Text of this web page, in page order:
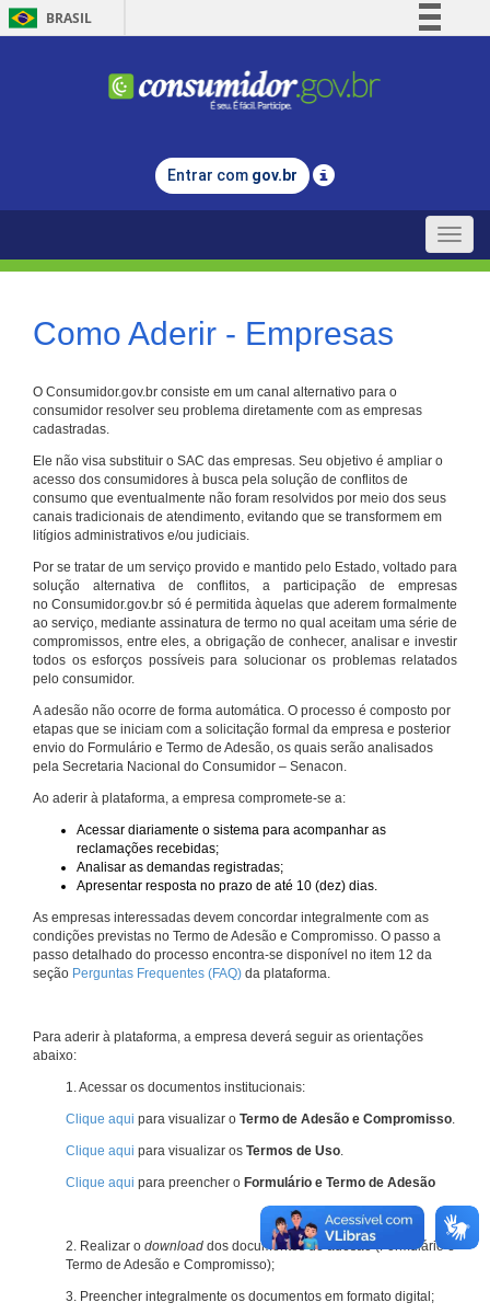
BRASIL
Comunica BR
Legislação
Entrar com gov.br
Toggle
Como Aderir - Empresas
O Consumidor.gov.br consiste em um canal alternativo para o
consumidor resolver seu problema diretamente com as empresas
cadastradas.
Ele não visa substituir o SAC das empresas. Seu objetivo é ampliar o
acesso dos consumidores à busca pela solução de conflitos de
consumo que eventualmente não foram resolvidos por meio dos seus
canais tradicionais de atendimento, evitando que se transformem em
litígios administrativos e/ou judiciais.
Por se tratar de um serviço provido e mantido pelo Estado, voltado para
solução alternativa de conflitos, a participação de empresas
no Consumidor.gov.br só é permitida àquelas que aderem formalmente
ao serviço, mediante assinatura de termo no qual aceitam uma série de
compromissos, entre eles, a obrigação de conhecer, analisar e investir
todos os esforços possíveis para solucionar os problemas relatados
pelo consumidor.
A adesão não ocorre de forma automática. O processo é composto por
etapas que se iniciam com a solicitação formal da empresa e posterior
envio do Formulário e Termo de Adesão, os quais serão analisados
pela Secretaria Nacional do Consumidor – Senacon.
Ao aderir à plataforma, a empresa compromete-se a:
Acessar diariamente o sistema para acompanhar as
reclamações recebidas;
Analisar as demandas registradas;
Apresentar resposta no prazo de até 10 (dez) dias.
As empresas interessadas devem concordar integralmente com as
condições previstas no Termo de Adesão e Compromisso. O passo a
passo detalhado do processo encontra-se disponível no item 12 da
seção Perguntas Frequentes (FAQ) da plataforma.
Para aderir à plataforma, a empresa deverá seguir as orientações
abaixo:
1. Acessar os documentos institucionais:
Clique aqui para visualizar o Termo de Adesão e Compromisso.
Clique aqui para visualizar os Termos de Uso.
Clique aqui para preencher o Formulário e Termo de Adesão
2. Realizar o download dos documentos de adesão (Formulário e
Termo de Adesão e Compromisso);
3. Preencher integralmente os documentos em formato digital;